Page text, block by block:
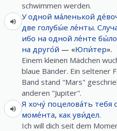
schwimmen werden.
У одной ма́ленькой
две голубы́е ле́нты.
ибо на одной ле́нте бы́ло
на друго́й — «Юпи́тер».
Einem kleinen Mädchen
blaue Bänder. Ein seltener
Band stand "Mars"
anderen "Jupiter".
Я хочу́ поцелова́ть тебя с
моме́нта, как уви́дел.
Ich will dich seit dem